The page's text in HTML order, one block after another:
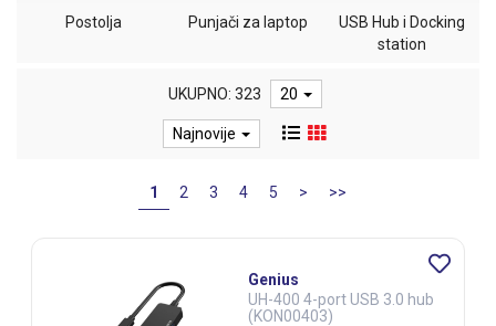
Postolja Punjači za laptop
USB Hub i Docking
station
UKUPNO: 323 20
Najnovije
1 2 3 4 5 > >>
Genius
UH-400 4-port USB 3.0 hub
(KON00403)